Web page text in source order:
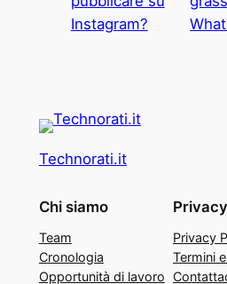
Instagram?
Technorati.it
Chi siamo
Team
Cronologia
Opportunità di lavoro
Privacy
Privacy
Termini